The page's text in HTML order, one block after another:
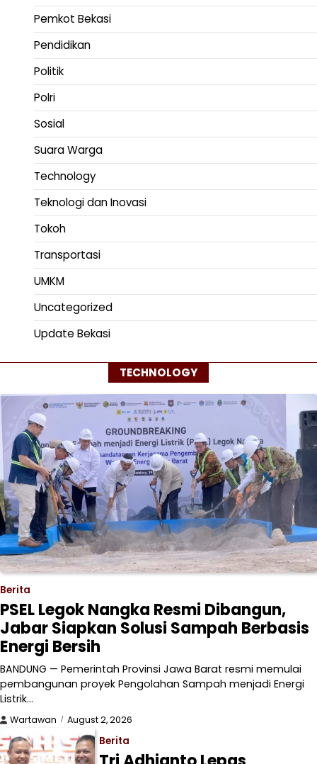
Pemkot Bekasi
Pendidikan
Politik
Polri
Sosial
Suara Warga
Technology
Teknologi dan Inovasi
Tokoh
Transportasi
UMKM
Uncategorized
Update Bekasi
TECHNOLOGY
Berita
PSEL Legok Nangka Resmi Dibangun,
Jabar Siapkan Solusi Sampah Berbasis
Energi Bersih
BANDUNG — Pemerintah Provinsi Jawa Barat resmi memulai
pembangunan proyek Pengolahan Sampah menjadi Energi
Listrik…
Wartawan August 2, 2026
Berita